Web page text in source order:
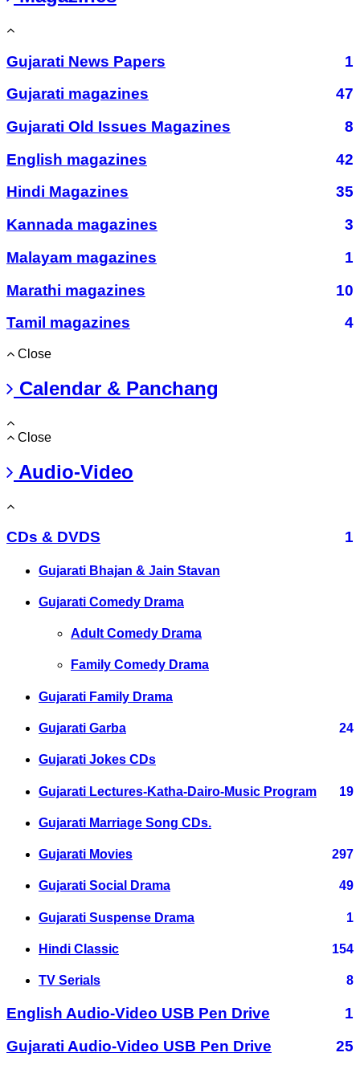
Gujarati News Papers
1
Gujarati magazines
47
Gujarati Old Issues Magazines
8
English magazines
42
Hindi Magazines
35
Kannada magazines
3
Malayam magazines
1
Marathi magazines
10
Tamil magazines
4
Close
Calendar & Panchang
Close
Audio-Video
CDs & DVDS 1
Gujarati Bhajan & Jain Stavan
Gujarati Comedy Drama
Adult Comedy Drama
Family Comedy Drama
Gujarati Family Drama
Gujarati Garba 24
Gujarati Jokes CDs
Gujarati Lectures-Katha-Dairo-Music Program 19
Gujarati Marriage Song CDs.
Gujarati Movies 297
Gujarati Social Drama 49
Gujarati Suspense Drama 1
Hindi Classic 154
TV Serials 8
English Audio-Video USB Pen Drive
1
Gujarati Audio-Video USB Pen Drive
25